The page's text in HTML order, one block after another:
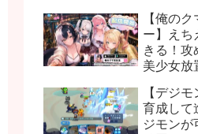
【俺の
ー】えち
きる！攻
美少女放
【デジ
育成して
ジモンが